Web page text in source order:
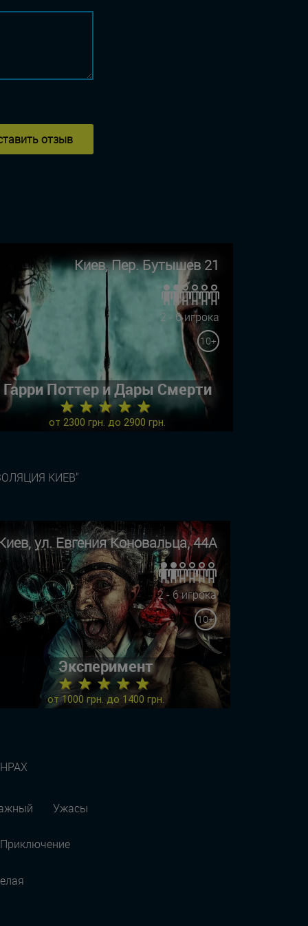
отзыв
Киев, Пер. Бутышев 21
2 - 6 игрока
10+
Гарри Поттер и Дары Смерти
★ ★ ★ ★ ★
от 2300 грн. до 2900 грн.
КИЕВ"
ул. Евгения Коновальца, 44А
2 - 6 игрока
10+
Эксперимент
★ ★ ★ ★ ★
от 1000 грн. до 1400 грн.
Ужасы
Приключение